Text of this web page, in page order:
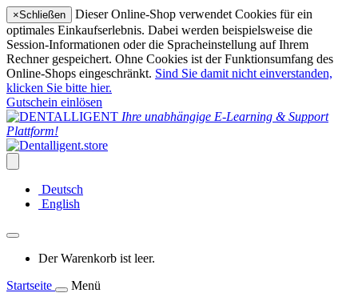
×Schließen
Dieser Online-Shop verwendet Cookies für ein
optimales Einkaufserlebnis. Dabei werden beispielsweise die
Session-Informationen oder die Spracheinstellung auf Ihrem
Rechner gespeichert. Ohne Cookies ist der Funktionsumfang des
Online-Shops eingeschränkt. Sind Sie damit nicht einverstanden,
klicken Sie bitte hier.
Gutschein einlösen
Ihre unabhängige E-Learning & Support
Plattform!
Deutsch
English
Der Warenkorb ist leer.
Startseite
Menü